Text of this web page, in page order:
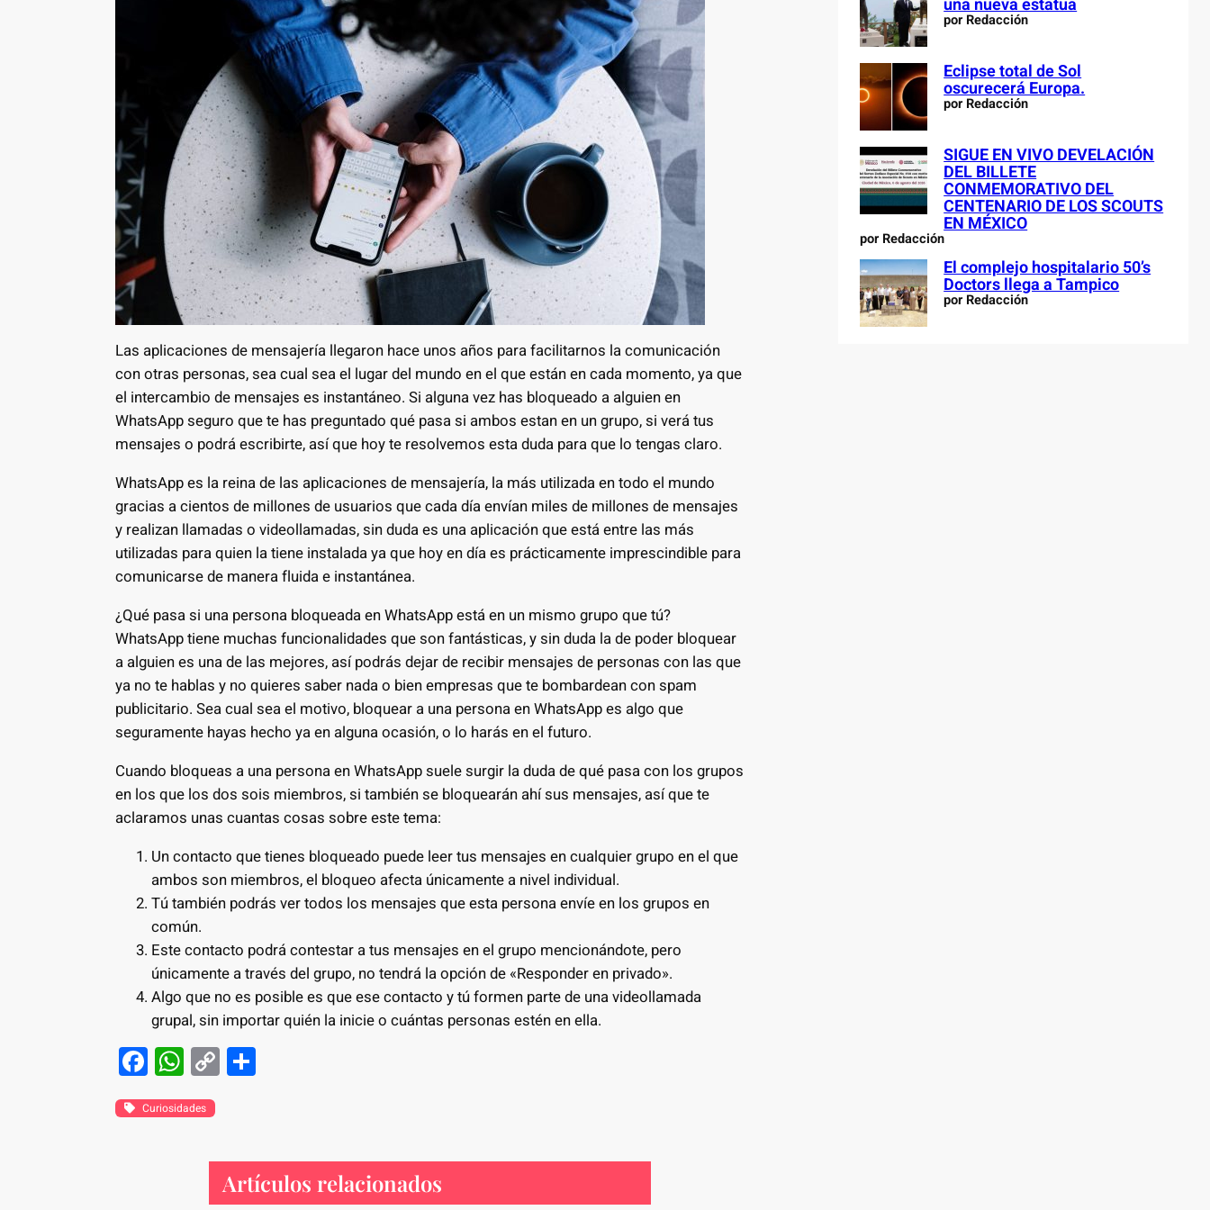
Las aplicaciones de mensajería llegaron hace unos años para facilitarnos la comunicación
con otras personas, sea cual sea el lugar del mundo en el que están en cada momento, ya que
el intercambio de mensajes es instantáneo. Si alguna vez has bloqueado a alguien en
WhatsApp seguro que te has preguntado qué pasa si ambos estan en un grupo, si verá tus
mensajes o podrá escribirte, así que hoy te resolvemos esta duda para que lo tengas claro.
WhatsApp es la reina de las aplicaciones de mensajería, la más utilizada en todo el mundo
gracias a cientos de millones de usuarios que cada día envían miles de millones de mensajes
y realizan llamadas o videollamadas, sin duda es una aplicación que está entre las más
utilizadas para quien la tiene instalada ya que hoy en día es prácticamente imprescindible para
comunicarse de manera fluida e instantánea.
¿Qué pasa si una persona bloqueada en WhatsApp está en un mismo grupo que tú?
WhatsApp tiene muchas funcionalidades que son fantásticas, y sin duda la de poder bloquear
a alguien es una de las mejores, así podrás dejar de recibir mensajes de personas con las que
ya no te hablas y no quieres saber nada o bien empresas que te bombardean con spam
publicitario. Sea cual sea el motivo, bloquear a una persona en WhatsApp es algo que
seguramente hayas hecho ya en alguna ocasión, o lo harás en el futuro.
Cuando bloqueas a una persona en WhatsApp suele surgir la duda de qué pasa con los grupos
en los que los dos sois miembros, si también se bloquearán ahí sus mensajes, así que te
aclaramos unas cuantas cosas sobre este tema:
Un contacto que tienes bloqueado puede leer tus mensajes en cualquier grupo en el que
ambos son miembros, el bloqueo afecta únicamente a nivel individual.
Tú también podrás ver todos los mensajes que esta persona envíe en los grupos en
común.
Este contacto podrá contestar a tus mensajes en el grupo mencionándote, pero
únicamente a través del grupo, no tendrá la opción de «Responder en privado».
Algo que no es posible es que ese contacto y tú formen parte de una videollamada
grupal, sin importar quién la inicie o cuántas personas estén en ella.
F
a
c
W
h
at
C
o
Li
Curiosidades
Artículos relacionados
una nueva estatua
por Redacción
Eclipse total de Sol
oscurecerá Europa.
por Redacción
SIGUE EN VIVO DEVELACIÓN
DEL BILLETE
CONMEMORATIVO DEL
CENTENARIO DE LOS SCOUTS
EN MÉXICO
por Redacción
El complejo hospitalario 50’s
Doctors llega a Tampico
por Redacción